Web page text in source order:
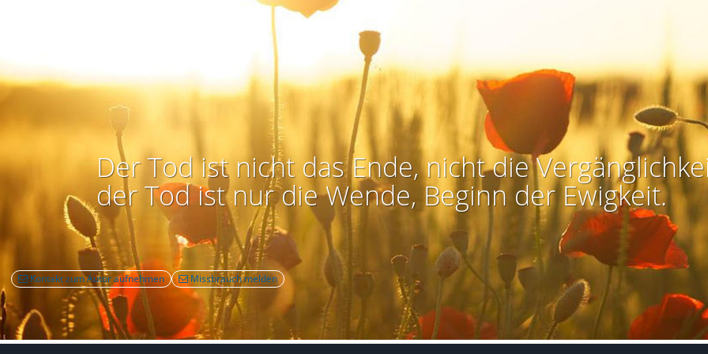
Der Tod ist nicht das Ende, nicht die
der Tod ist nur die Wende, Beginn der Ewigkeit.
Kontakt zum Autor aufnehmen Missbrauch melden